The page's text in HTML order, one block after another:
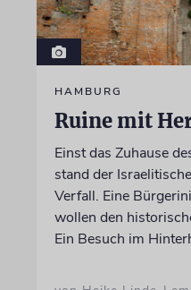
HAMBURG
Ruine mit
Einst das Zuhause
stand der
Verfall. Eine
wollen den
Ein Besuch im